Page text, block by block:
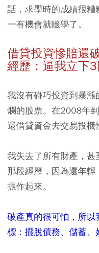
話，求學時的成績很
一有機會就輟學了。
借貸投資慘賠還
經歷：逼我立下
我沒有碰巧投資到暴
爛的股票。在2008年
還借貸資金去交易投機
我失去了所有財產，
那段經歷，因為還年
振作起來。
破產真的很可怕，所
標：擺脫債務、儲蓄、